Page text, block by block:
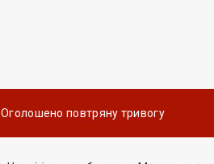
Оголошено повтряну тривогу